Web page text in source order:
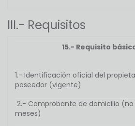
III.- Requisitos
15.- Requisito
1.- Identificación oficial del
poseedor (vigente)
2.- Comprobante de domicilio (no
meses)